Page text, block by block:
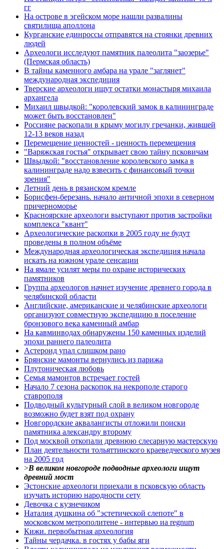
гг
На острове в эгейском море нашли развалины
святилища аполлона
Курганские единроссы отправятся на стоянки древних
людей
Археологи исследуют памятник палеолита "заозерье"
(Пермская область)
В тайны каменного амбара на урале "заглянет"
международная экспедиция
Тверские археологи ищут остатки монастыря михаила
архангела
Михаил швыдкой: "королевский замок в калининграде
может быть восстановлен"
Россияне раскопали в крыму могилу гречанки, жившей
12-13 веков назад
Перемещение ценностей - ценность перемещения
"Варяжская гостья" открывает свою тайну псковичам
Швыдкой: "восстановление королевского замка в
калининграде надо взвесить с финансовый точки
зрения"
Летний день в рязанском кремле
Борисфен-березань. начало античной эпохи в северном
причерноморье
Красноярские археологи выступают против застройки
комплекса "квант"
Археологические раскопки в 2005 году не будут
проведены в полном объёме
Международная археологическая экспедиция начала
искать на южном урале сенсации
На ямале усилят меры по охране исторических
памятников
Группа археологов начнет изучение древнего города в
челябинской области
Английские, американские и челябинские археологи
организуют совместную экспедицию в поселение
бронзового века каменный амбар
На кавминводах обнаружены 150 каменных изделий
эпохи раннего палеолита
Астероид упал слишком рано
Брянские мамонты вернулись из парижа
Плутоническая любовь
Семья мамонтов встречает гостей
Начало 7 сезона раскопок на некрополе старого
ставрополя
Подводный культурный слой в великом новгороде
возможно будет взят под охрану
Новгородские аквалангисты отложили поиски
памятника александру второму
Под москвой откопали древнюю слесарную мастерскую
План деятельности тольяттинского краеведческого музея
на 2005 год
>В великом новгороде подводные археологи ищут
древний мост
Эстонские археологи приехали в псковскую область
изучать историю народности сету
Девочка с кузнечиком
Наталия душкина об "эстетической слепоте" в
московском метрополитене - интервью иа regnum
Кижи. первобытная археология
Тайны чердачка. в гостях у бабы яги